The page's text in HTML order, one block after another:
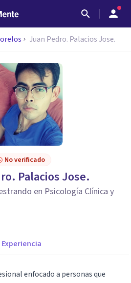
Juan Pedro. Palacios Jose.
No verificado
Palacios Jose.
en Psicología Clínica y
Experiencia
enfocado a personas que